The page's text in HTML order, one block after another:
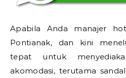
Apabila Anda manajer
Pontianak, dan kini
tepat untuk
akomodasi, terutama